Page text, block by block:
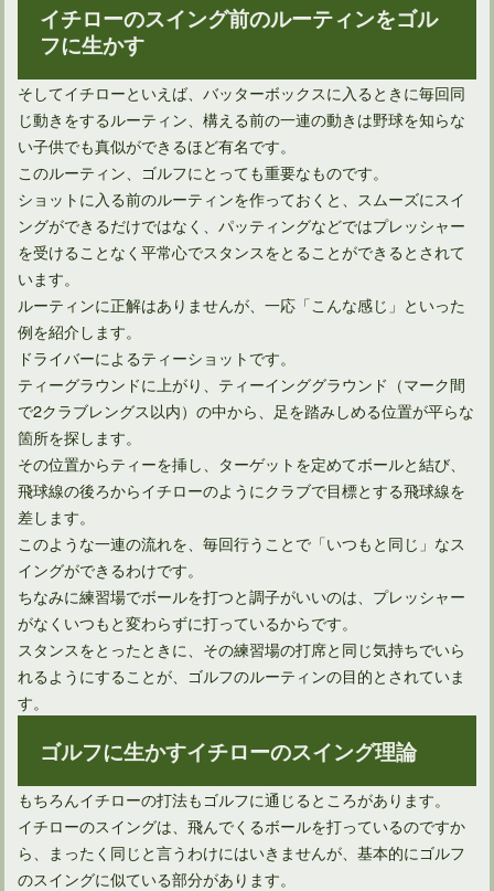
ゴルフスコアの80切りを達成するために必要な戦略と練習
雨の日こそゴルフの打ちっぱなし練習場へ行って練習しよう！
ゴルフの練習メニューをプロたちから学んでみよう！
ゴルフのレベルアップを目指すための練習ノートの書き方
ゴルフの片手打ち練習ドリルのコツと効果を知って挑戦しよう
イチローのスイング前のルーティンをゴル
フに生かす
そしてイチローといえば、バッターボックスに入るときに毎回同
じ動きをするルーティン、構える前の一連の動きは野球を知らな
い子供でも真似ができるほど有名です。
このルーティン、ゴルフにとっても重要なものです。
ショットに入る前のルーティンを作っておくと、スムーズにスイ
ングができるだけではなく、パッティングなどではプレッシャー
を受けることなく平常心でスタンスをとることができるとされて
います。
ルーティンに正解はありませんが、一応「こんな感じ」といった
例を紹介します。
ドライバーによるティーショットです。
ティーグラウンドに上がり、ティーインググラウンド（マーク間
で2クラブレングス以内）の中から、足を踏みしめる位置が平らな
箇所を探します。
その位置からティーを挿し、ターゲットを定めてボールと結び、
飛球線の後ろからイチローのようにクラブで目標とする飛球線を
差します。
このような一連の流れを、毎回行うことで「いつもと同じ」なス
イングができるわけです。
ちなみに練習場でボールを打つと調子がいいのは、プレッシャー
がなくいつもと変わらずに打っているからです。
スタンスをとったときに、その練習場の打席と同じ気持ちでいら
れるようにすることが、ゴルフのルーティンの目的とされていま
す。
ゴルフに生かすイチローのスイング理論
もちろんイチローの打法もゴルフに通じるところがあります。
イチローのスイングは、飛んでくるボールを打っているのですか
ら、まったく同じと言うわけにはいきませんが、基本的にゴルフ
のスイングに似ている部分があります。